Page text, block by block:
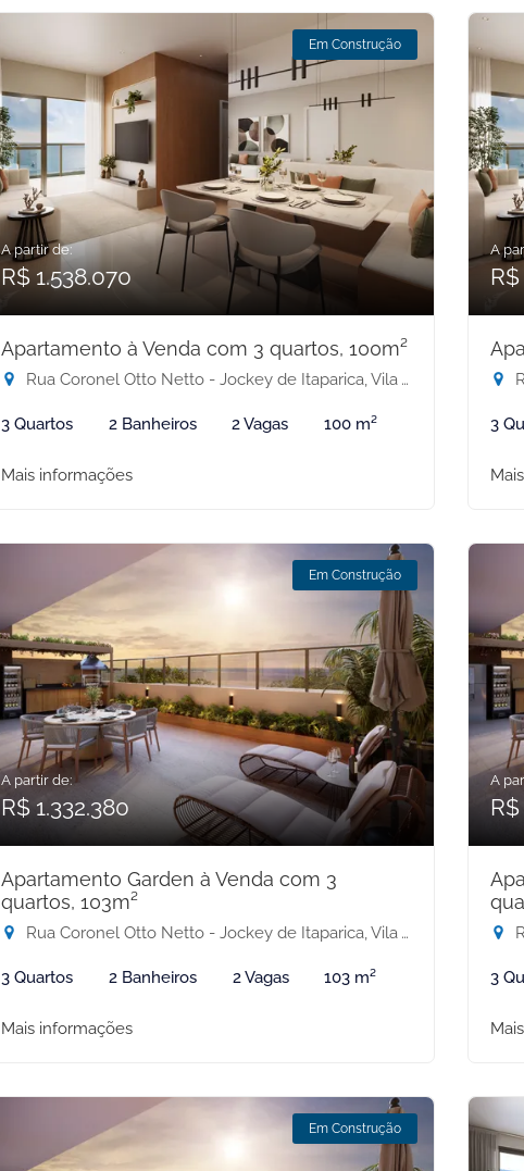
Em Construção
A partir de:
R$ 1.538.070
Apartamento à Venda com 3 quartos, 100m²
Rua Coronel Otto Netto - Jockey de Itaparica, Vila Velha-ES
3 Quartos 2 Banheiros 2 Vagas 100 m²
Mais informações
A
R$
3
Em Construção
A partir de:
R$ 1.332.380
Apartamento Garden à Venda com 3
quartos, 103m²
Rua Coronel Otto Netto - Jockey de Itaparica, Vila Velha-ES
3 Quartos 2 Banheiros 2 Vagas 103 m²
Mais informações
A
3
Em Construção